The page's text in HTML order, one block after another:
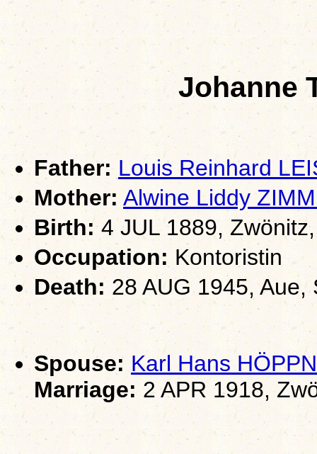
Johanne
Father: Louis Reinhard
Mother: Alwine Liddy
Birth:4 JUL 1889,
Occupation: Kontoristin
Death: 28 AUG 1945, Aue,
Spouse: Karl Hans
Marriage: 2 APR 1918,